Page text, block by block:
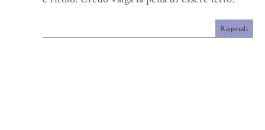
Rispondi